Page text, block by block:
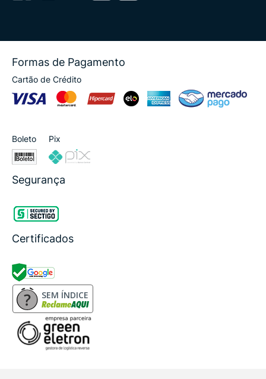
Formas de Pagamento
Cartão de Crédito
Boleto Pix
Segurança
Certificados
SEM ÍNDICE